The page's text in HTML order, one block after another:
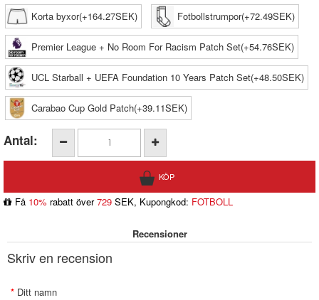
Korta byxor(+164.27SEK) Fotbollstrumpor(+72.49SEK)
Premier League + No Room For Racism Patch Set(+54.76SEK)
UCL Starball + UEFA Foundation 10 Years Patch Set(+48.50SEK)
Carabao Cup Gold Patch(+39.11SEK)
Antal:
Få 10% rabatt över729 SEK, Kupongkod: FOTBOLL
Recensioner
Skriv en recension
Ditt namn